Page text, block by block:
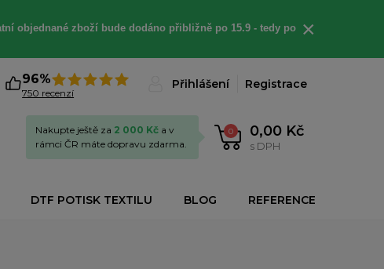
objednané zboží bude dodáno přibližně po 15.9 - tedy po
×
96%
750 recenzí
Přihlášení Registrace
0 0,00 Kč
s DPH
Nakupte ještě za 2 000 Kč a v
rámci ČR máte dopravu zdarma.
DTF POTISK TEXTILU BLOG REFERENCE